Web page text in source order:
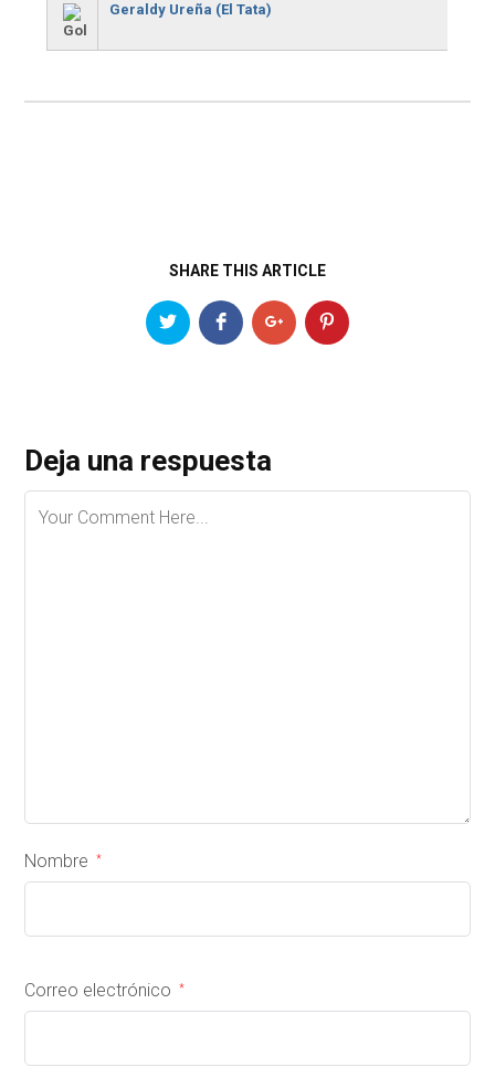
Geraldy Ureña (El Tata)
SHARE THIS ARTICLE
Deja una respuesta
Nombre *
Correo electrónico *